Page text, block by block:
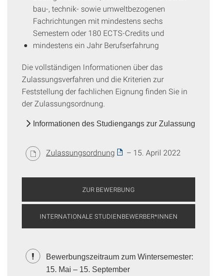
bau-, technik- sowie umweltbezogenen
Fachrichtungen mit mindestens sechs
Semestern oder 180 ECTS-Credits und
mindestens ein Jahr Berufserfahrung
Die vollständigen Informationen über das
Zulassungsverfahren und die Kriterien zur
Feststellung der fachlichen Eignung finden Sie in
der Zulassungsordnung.
Informationen des Studiengangs zur Zulassung
Zulassungsordnung – 15. April 2022
ZUR BEWERBUNG
INTERNATIONALE STUDIENBEWERBER*INNEN
Bewerbungszeitraum zum Wintersemester:
15. Mai – 15. September